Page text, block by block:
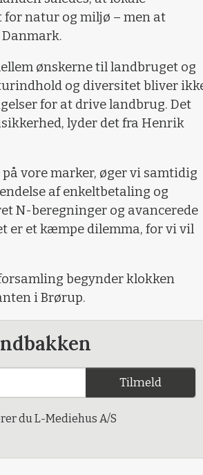
natur og miljø – men at
ønskerne til landbruget og
og diversitet bliver
for at drive landbrug. Det
lyder det fra Henrik
vore marker, øger vi samtidig
af enkeltbetaling og
N-beregninger og avancerede
er et kæmpe dilemma, for vi vil
begynder klokken
i Brørup.
Tilmeld
du L-Mediehus A/S